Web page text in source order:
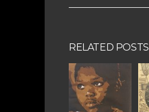
RELATED POSTS